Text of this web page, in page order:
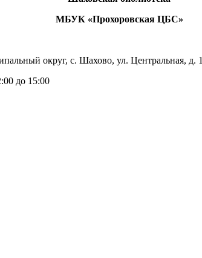
МБУК «Прохоровская ЦБС»
округ, с. Шахово, ул. Центральная, д. 1
до 15:00